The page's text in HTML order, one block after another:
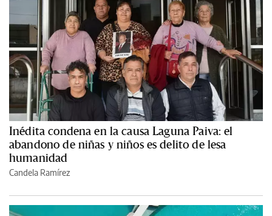
Inédita condena en la causa Laguna Paiva: el
abandono de niñas y niños es delito de lesa
humanidad
Candela Ramírez